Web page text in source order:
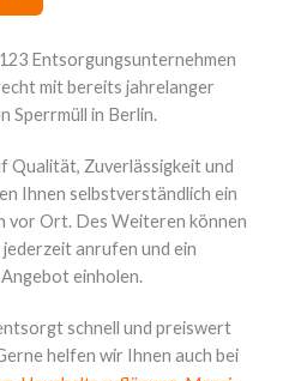
Entsorgungsunternehmen
mit bereits jahrelanger
Sperrmüll in Berlin.
Qualität, Zuverlässigkeit und
Ihnen selbstverständlich ein
vor Ort. Des Weiteren können
anrufen und ein
einholen.
schnell und preiswert
helfen wir Ihnen auch bei